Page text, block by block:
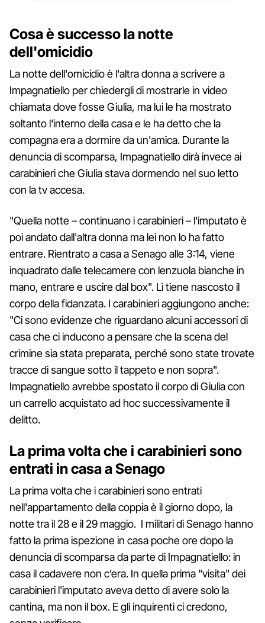
Cosa è successo la notte
dell'omicidio
La notte dell'omicidio è l'altra donna a scrivere a
Impagnatiello per chiedergli di mostrarle in video
chiamata dove fosse Giulia, ma lui le ha mostrato
soltanto l'interno della casa e le ha detto che la
compagna era a dormire da un'amica. Durante la
denuncia di scomparsa, Impagnatiello dirà invece ai
carabinieri che Giulia stava dormendo nel suo letto
con la tv accesa.
"Quella notte – continuano i carabinieri – l'imputato è
poi andato dall'altra donna ma lei non lo ha fatto
entrare. Rientrato a casa a Senago alle 3:14, viene
inquadrato dalle telecamere con lenzuola bianche in
mano, entrare e uscire dal box". Lì tiene nascosto il
corpo della fidanzata. I carabinieri aggiungono anche:
"Ci sono evidenze che riguardano alcuni accessori di
casa che ci inducono a pensare che la scena del
crimine sia stata preparata, perché sono state trovate
tracce di sangue sotto il tappeto e non sopra".
Impagnatiello avrebbe spostato il corpo di Giulia con
un carrello acquistato ad hoc successivamente il
delitto.
La prima volta che i carabinieri sono
entrati in casa a Senago
La prima volta che i carabinieri sono entrati
nell'appartamento della coppia è il giorno dopo, la
notte tra il 28 e il 29 maggio. I militari di Senago hanno
fatto la prima ispezione in casa poche ore dopo la
denuncia di scomparsa da parte di Impagnatiello: in
casa il cadavere non c’era. In quella prima "visita" dei
carabinieri l'imputato aveva detto di avere solo la
cantina, ma non il box. E gli inquirenti ci credono,